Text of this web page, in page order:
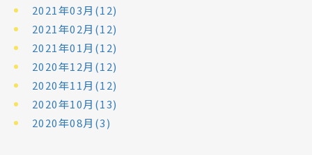
2021年03月(12)
2021年02月(12)
2021年01月(12)
2020年12月(12)
2020年11月(12)
2020年10月(13)
2020年08月(3)